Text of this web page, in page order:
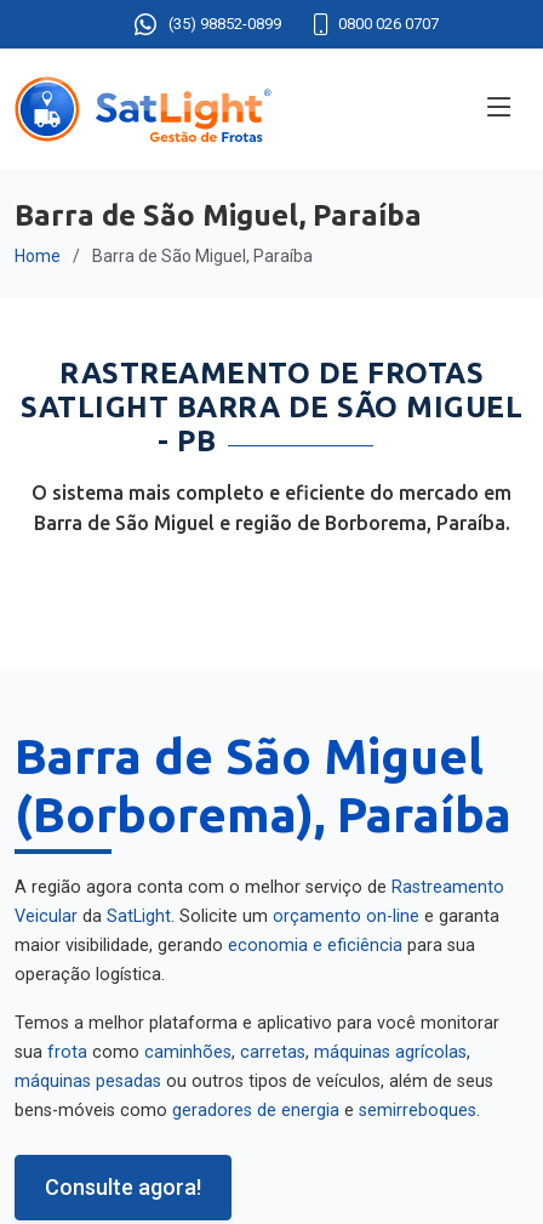
(35) 98852-0899 0800 026 0707
Barra de São Miguel, Paraíba
Home Barra de São Miguel, Paraíba
RASTREAMENTO DE FROTAS
SATLIGHT BARRA DE SÃO MIGUEL
- PB
O sistema mais completo e eficiente do mercado em
Barra de São Miguel e região de Borborema, Paraíba.
Barra de São Miguel
(Borborema), Paraíba
A região agora conta com o melhor serviço de Rastreamento
Veicular da SatLight. Solicite um orçamento on-line e garanta
maior visibilidade, gerando economia e eficiência para sua
operação logística.
Temos a melhor plataforma e aplicativo para você monitorar
sua frota como caminhões, carretas, máquinas agrícolas,
máquinas pesadas ou outros tipos de veículos, além de seus
bens-móveis como geradores de energia e semirreboques.
Consulte agora!